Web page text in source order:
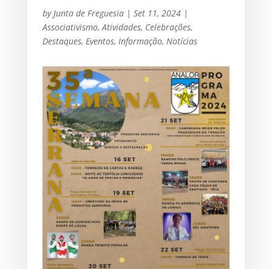
by Junta de Freguesia| Set 11, 2024|
Associativismo, Atividades, Celebrações,
Destaques, Eventos, Informação, Notícias